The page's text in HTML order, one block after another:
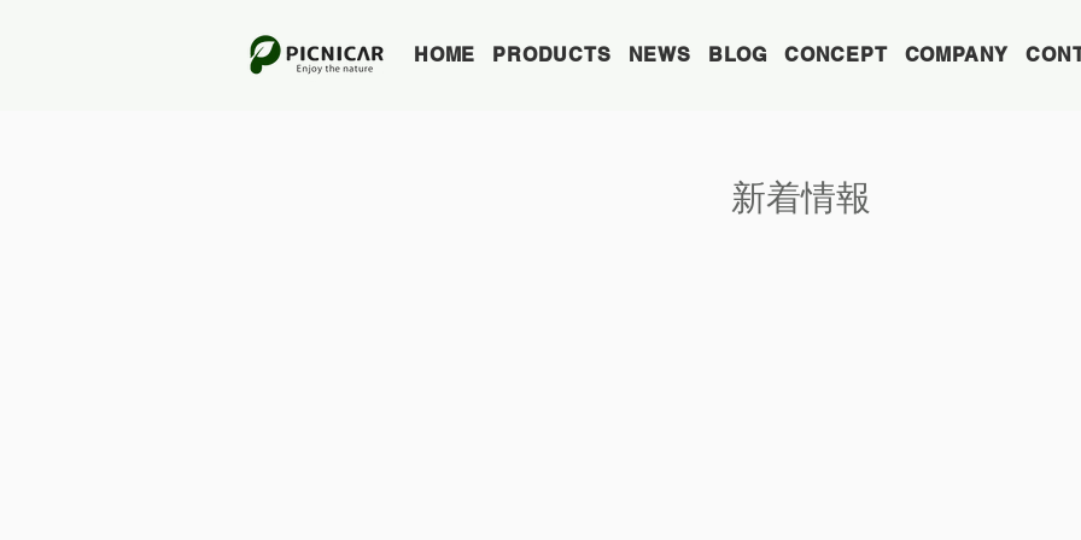
HOME PRODUCTS NEWS BLOG CONCEPT COMPANY
​新着情報